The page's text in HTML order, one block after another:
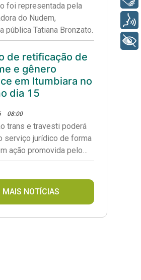
foi representada pela
do Nudem,
pública Tatiana Bronzato.
de retificação de
e gênero
em Itumbiara no
dia 15
08:00
trans e travesti poderá
serviço jurídico de forma
ação promovida pelo
de Direitos
Transviver TX e a
Municipal de Saúde
MAIS NOTÍCIAS
+ Acessibilidade